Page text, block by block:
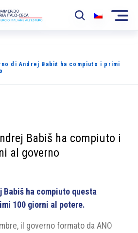
di Andrej Babiš ha compiuto i primi
Babiš ha compiuto i
al governo
Babiš ha compiuto questa
100 giorni al potere.
il governo formato da ANO